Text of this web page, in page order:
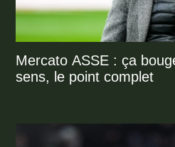
Mercato ASSE : ça
sens, le point complet